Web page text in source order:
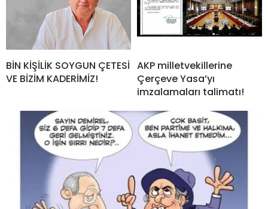
BİN KİŞİLİK SOYGUN ÇETESİ
VE BİZİM KADERİMİZ!
AKP milletvekillerine
Çerçeve Yasa’yı
imzalamaları talimatı!